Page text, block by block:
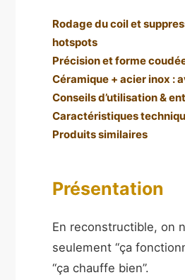
Rodage du coil et
hotspots
Précision et forme
Céramique + acier inox :
Conseils d’utilisation &
Caractéristiques
Produits similaires
Présentation
En reconstructible, on
seulement “ça
“ça chauffe bien”.